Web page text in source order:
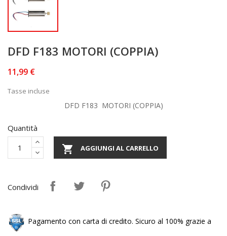
DFD F183 MOTORI (COPPIA)
11,99 €
Tasse incluse
DFD F183 MOTORI (COPPIA)
Quantità
 AGGIUNGI AL CARRELLO
Condividi
Pagamento con carta di credito. Sicuro al 100% grazie a